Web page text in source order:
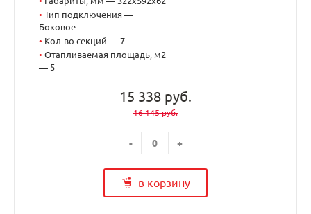
• Тип подключения —
Боковое
• Кол-во секций — 7
• Отапливаемая площадь, м2
— 5
15 338 руб.
16 145 руб.
- +
в корзину